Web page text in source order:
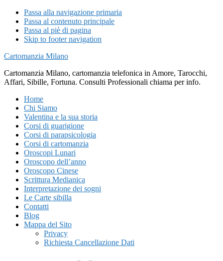
Passa alla navigazione primaria
Passa al contenuto principale
Passa al piè di pagina
Skip to footer navigation
Cartomanzia Milano
Cartomanzia Milano, cartomanzia telefonica in Amore, Tarocchi,
Affari, Sibille, Fortuna. Consulti Professionali chiama per info.
Home
Chi Siamo
Valentina e la sua storia
Corsi di guarigione
Corsi di parapsicologia
Corsi di cartomanzia
Oroscopi Lunari
Oroscopo dell’anno
Oroscopo Cinese
Scrittura Medianica
Interpretazione dei sogni
Le Carte sibilla
Contatti
Blog
Mappa del Sito
Privacy
Richiesta Cancellazione Dati